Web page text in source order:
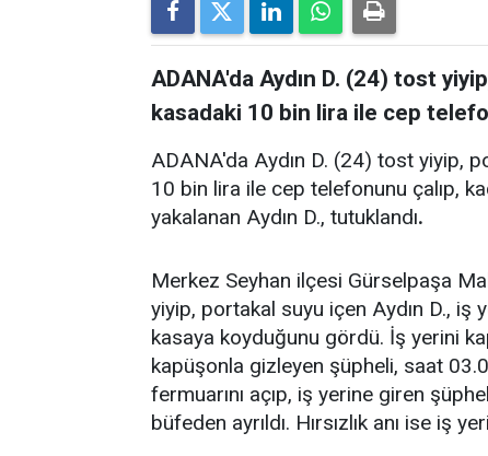
ADANA'da Aydın D. (24) tost
kasadaki 10 bin lira ile cep
ADANA'da Aydın D. (24) tost yiyip,
10 bin lira ile cep telefonunu çalıp,
yakalanan Aydın D., tutuklandı.
Merkez Seyhan ilçesi Gürselpaşa
yiyip, portakal suyu içen Aydın D., iş
kasaya koyduğunu gördü. İş yerini
kapüşonla gizleyen şüpheli, saat
fermuarını açıp, iş yerine giren
büfeden ayrıldı. Hırsızlık anı ise iş